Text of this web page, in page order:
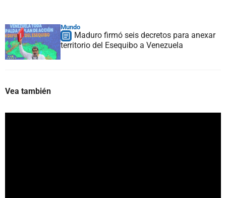
Mundo
Maduro firmó seis decretos para anexar
territorio del Esequibo a Venezuela
Vea también